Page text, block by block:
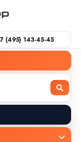
(495) 143-45-45